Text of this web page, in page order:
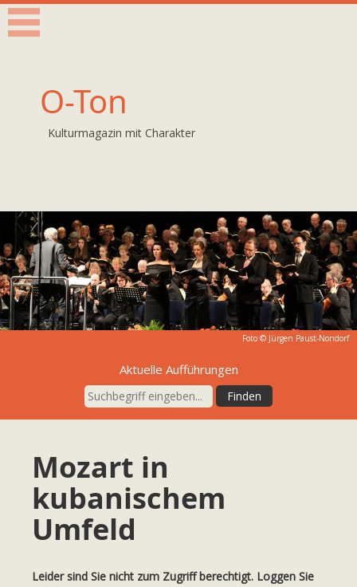
O-Ton
Kulturmagazin mit Charakter
Foto © Jürgen Paust-Nondorf
Aktuelle Aufführungen
Mozart in
kubanischem
Umfeld
Leider sind Sie nicht zum Zugriff berechtigt. Loggen Sie